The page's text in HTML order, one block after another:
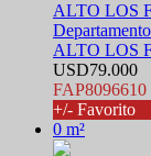
ALTO LOS
USD79.000
FAP8096610
+/- Favorito
0 m²